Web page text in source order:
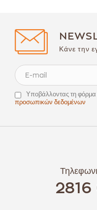
Κάνε την
Υποβάλλοντας τη φόρμα
προσωπικών δεδομένων